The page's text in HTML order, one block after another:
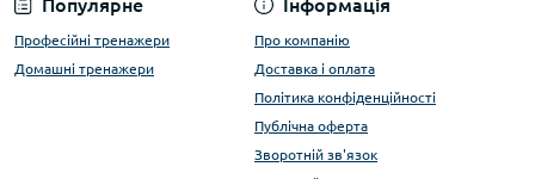
Популярне
Професійні тренажери
Домашні тренажери
Інформація
Про компанію
Доставка і оплата
Політика конфіденційності
Публічна оферта
Зворотній зв'язок